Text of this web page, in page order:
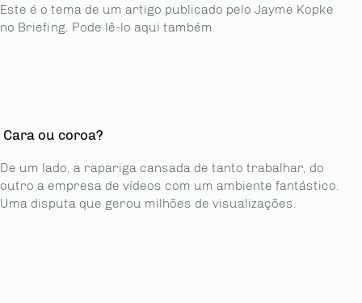
Este é o tema de um artigo publicado pelo Jayme Kopke
no Briefing. Pode lê-lo aqui também.
Cara ou coroa?
De um lado, a rapariga cansada de tanto trabalhar, do
outro a empresa de vídeos com um ambiente fantástico.
Uma disputa que gerou milhões de visualizações.